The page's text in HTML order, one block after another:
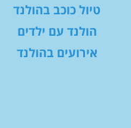
טיול כוכב בהולנד
הולנד עם ילדים
אירועים בהולנד